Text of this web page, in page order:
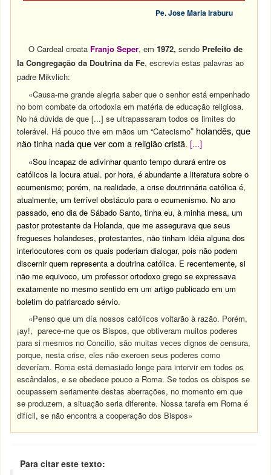
Pe. Jose Maria Iraburu
O Cardeal croata Franjo Seper, em1972, sendo Prefeito de
la Congregação da Doutrina da Fe, escrevia estas palavras ao
padre Mikvlich:
«Causa-me grande alegria saber que o senhor está empenhado
no bom combate da ortodoxia em matéria de educação religiosa.
No há dúvida de que [...] se ultrapassaram todos os limites do
tolerável. Há pouco tive em mãos um “Catecismo” holandês, que
não tinha nada que ver com a religião cristã. [...]
«Sou incapaz de adivinhar quanto tempo durará entre os
católicos la locura atual. por hora, é abundante a literatura sobre o
ecumenismo; porém, na realidade, a crise doutrinnária católica é,
atualmente, um terrível obstáculo para o ecumenismo. No ano
passado, eno dia de Sábado Santo, tinha eu, à minha mesa, um
pastor protestante da Holanda, que me assegurava que seus
fregueses holandeses, protestantes, não tinham idéia alguna dos
interlocutores com os quais poderiam dialogar, pois não podem
discernir quem representa a doutrina católica. E recentemente, si
não me equivoco, um professor ortodoxo grego se expressava
exatamente no mesmo sentido em um artigo publicado em um
boletim do patriarcado sérvio.
«Penso que um día nossos católicos voltarão à razão. Porém,
¡ay!, parece-me que os Bispos, que obtiveram muitos poderes
para si mesmos no Concilio, são muitas veces dignos de censura,
porque, nesta crise, eles não exercen seus poderes como
deveríam. Roma está demasiado longe para intervir em todos os
escândalos, e se obedece pouco a Roma. Se todos os obispos se
ocupassem seriamente destas aberrações, no momento em que
se produzem, a situação seria diferente. Nossa tarefa em Roma é
difícil, se não encontra a cooperação dos Bispos»
Para citar este texto: